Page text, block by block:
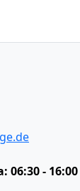
06:30 -